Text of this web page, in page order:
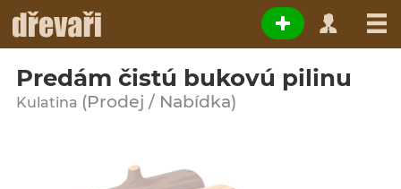
Predám čistú bukovú pilinu
Kulatina (Prodej / Nabídka)